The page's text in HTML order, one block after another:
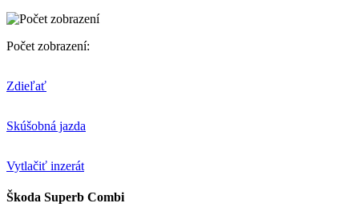
Počet zobrazení:
Zdieľať
Skúšobná jazda
Vytlačiť inzerát
Škoda Superb Combi